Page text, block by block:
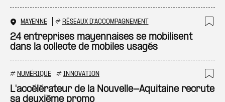
MAYENNE # RÉSEAUX D'ACCOMPAGNEMENT
24 entreprises mayennaises se mobilisent
dans la collecte de mobiles usagés
# NUMÉRIQUE # INNOVATION
L'accélérateur de la Nouvelle-Aquitaine recrute
sa deuxième promo